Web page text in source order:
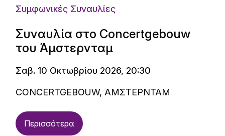
Συμφωνικές Συναυλίες
Συναυλία στο Concertgebouw
του Άμστερνταμ
Σαβ. 10 Οκτωβρίου 2026, 20:30
CONCERTGEBOUW, ΑΜΣΤΕΡΝΤΑΜ
Περισσότερα